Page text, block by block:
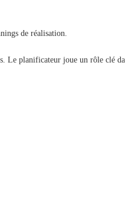
de réalisation.
Le planificateur joue un rôle clé